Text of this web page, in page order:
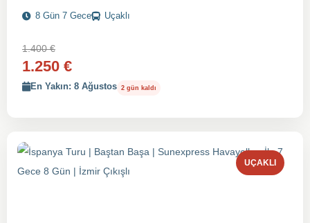
8 Gün 7 Gece Uçaklı
1.400 €
1.250 €
En Yakın: 8 Ağustos 2 gün kaldı
UÇAKLI